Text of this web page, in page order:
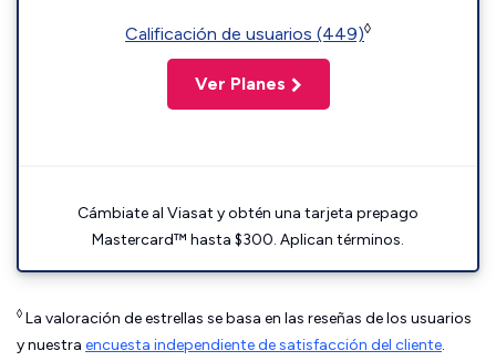
Calificación de usuarios (449)◊
Ver Planes
Cámbiate al Viasat y obtén una tarjeta prepago
Mastercard™ hasta $300. Aplican términos.
◊ La valoración de estrellas se basa en las reseñas de los usuarios
y nuestra encuesta independiente de satisfacción del cliente.